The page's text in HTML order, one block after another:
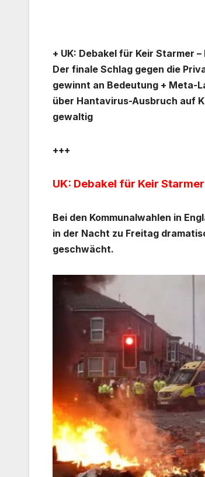
+ UK: Debakel für Keir Starmer
Der finale Schlag gegen die
gewinnt an Bedeutung + Meta-
über Hantavirus-Ausbruch auf
gewaltig
+++
UK: Debakel für Keir
Bei den Kommunalwahlen in
in der Nacht zu Freitag
geschwächt.